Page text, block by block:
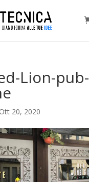
Lion-pub-
Ott 20, 2020